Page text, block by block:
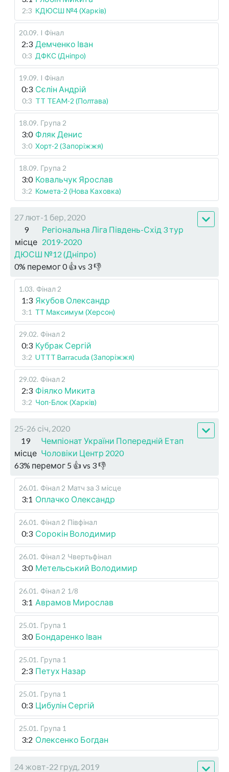
2:3 КДЮСШ №4 (Харків)
20.09. I Фінал
2:3 Демченко Іван
0:3 ДФКС (Дніпро)
19.09. I Фінал
0:3 Сєлін Андрій
0:3 TT TEAM-2 (Полтава)
18.09. Група 2
3:0 Фляк Денис
3:0 Хорт-2 (Запоріжжя)
18.09. Група 2
3:0 Ковальчук Ярослав
3:2 Комета-2 (Нова Каховка)
27 лют-1 бер, 2020
9
місце
Регіональна Ліга Південь-Схід 3 тур
2019-2020
ДЮСШ №12 (Дніпро)
0% перемог0👍 vs 3👎
1.03. Фінал 2
1:3 Якубов Олександр
3:1 ТТ Максимум (Херсон)
29.02. Фінал 2
0:3 Кубрак Сергій
3:2 UTTT Barracuda (Запоріжжя)
29.02. Фінал 2
2:3 Фіялко Микита
3:2 Чоп-Блок (Харків)
25-26 січ, 2020
19
місце
Чемпіонат України Попередній Етап
Чоловіки Центр 2020
63% перемог 5 👍 vs 3👎
26.01 . Фінал 2 Матч за 3 місце
3:1 Оплачко Олександр
26.01 . Фінал 2 Півфінал
0:3 Сорокін Володимир
26.01 . Фінал 2 Чвертьфінал
3:0 Метельський Володимир
26.01 . Фінал 2 1/8
3:1 Аврамов Мирослав
25.01 . Група 1
3:0 Бондаренко Іван
25.01 . Група 1
2:3 Петух Назар
25.01 . Група 1
0:3 Цибулін Сергій
25.01 . Група 1
3:2 Олексенко Богдан
24 жовт-22 груд, 2019